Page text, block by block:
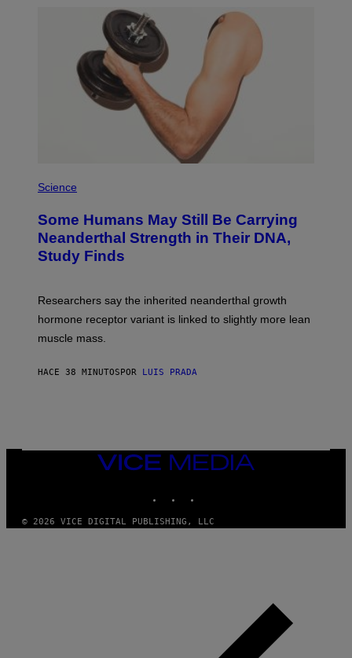
Science
Some Humans May Still Be Carrying
Neanderthal Strength in Their DNA,
Study Finds
Researchers say the inherited neanderthal growth
hormone receptor variant is linked to slightly more lean
muscle mass.
HACE 38 MINUTOSPOR LUIS PRADA
VICE
MEDIA
© 2026 VICE DIGITAL PUBLISHING, LLC